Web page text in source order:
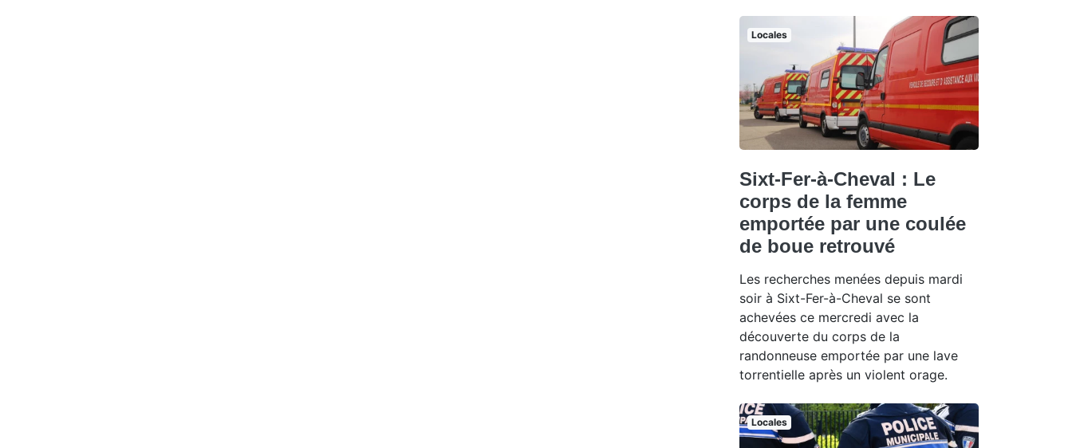
Locales
Sixt-Fer-à-Cheval : Le
corps de la femme
emportée par une coulée
de boue retrouvé
Les recherches menées depuis mardi
soir à Sixt-Fer-à-Cheval se sont
achevées ce mercredi avec la
découverte du corps de la
randonneuse emportée par une lave
torrentielle après un violent orage.
Locales